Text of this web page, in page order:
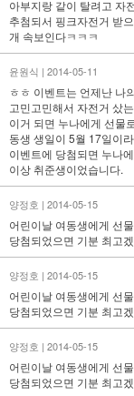
아부지랑 같이 탈려고 자
추첨되서 핑크자전거 받
개 속보인다ㅋㅋㅋ
윤원식 | 2014-05-11
ㅎㅎ 이벤트는 언제난 나
고민고민해서 자전거 샀
이거 되면 누나에게 선물
동생 생일이 5월 17일이
이벤트에 당첨되면 누나
이상 취준생이었습니다.
양정호 | 2014-05-15
어린이날 여동생에게 선
당첨되었으면 기분 최고
양정호 | 2014-05-15
어린이날 여동생에게 선
당첨되었으면 기분 최고
양정호 | 2014-05-15
어린이날 여동생에게 선
당첨되었으면 기분 최고